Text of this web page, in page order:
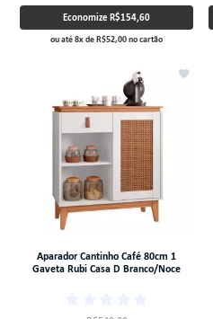
EconomizeR$154,60
ou até8xdeR$52,00no cartão
Aparador Cantinho Café 80cm 1
Gaveta Rubi Casa D Branco/Noce